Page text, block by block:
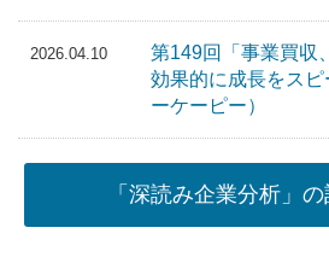
2026.04.10
第149回「事業買収
効果的に成長をス
ーケーピー）
「深読み企業分析」